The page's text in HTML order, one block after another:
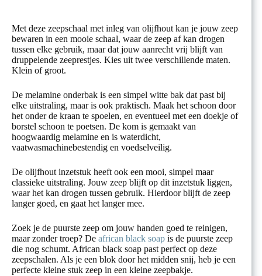
Met deze zeepschaal met inleg van olijfhout kan je jouw zeep
bewaren in een mooie schaal, waar de zeep af kan drogen
tussen elke gebruik, maar dat jouw aanrecht vrij blijft van
druppelende zeeprestjes. Kies uit twee verschillende maten.
Klein of groot.
De melamine onderbak is een simpel witte bak dat past bij
elke uitstraling, maar is ook praktisch. Maak het schoon door
het onder de kraan te spoelen, en eventueel met een doekje of
borstel schoon te poetsen. De kom is gemaakt van
hoogwaardig melamine en is waterdicht,
vaatwasmachinebestendig en voedselveilig.
De olijfhout inzetstuk heeft ook een mooi, simpel maar
classieke uitstraling. Jouw zeep blijft op dit inzetstuk liggen,
waar het kan drogen tussen gebruik. Hierdoor blijft de zeep
langer goed, en gaat het langer mee.
Zoek je de puurste zeep om jouw handen goed te reinigen,
maar zonder troep? De african black soap is de puurste zeep
die nog schumt. African black soap past perfect op deze
zeepschalen. Als je een blok door het midden snij, heb je een
perfecte kleine stuk zeep in een kleine zeepbakje.